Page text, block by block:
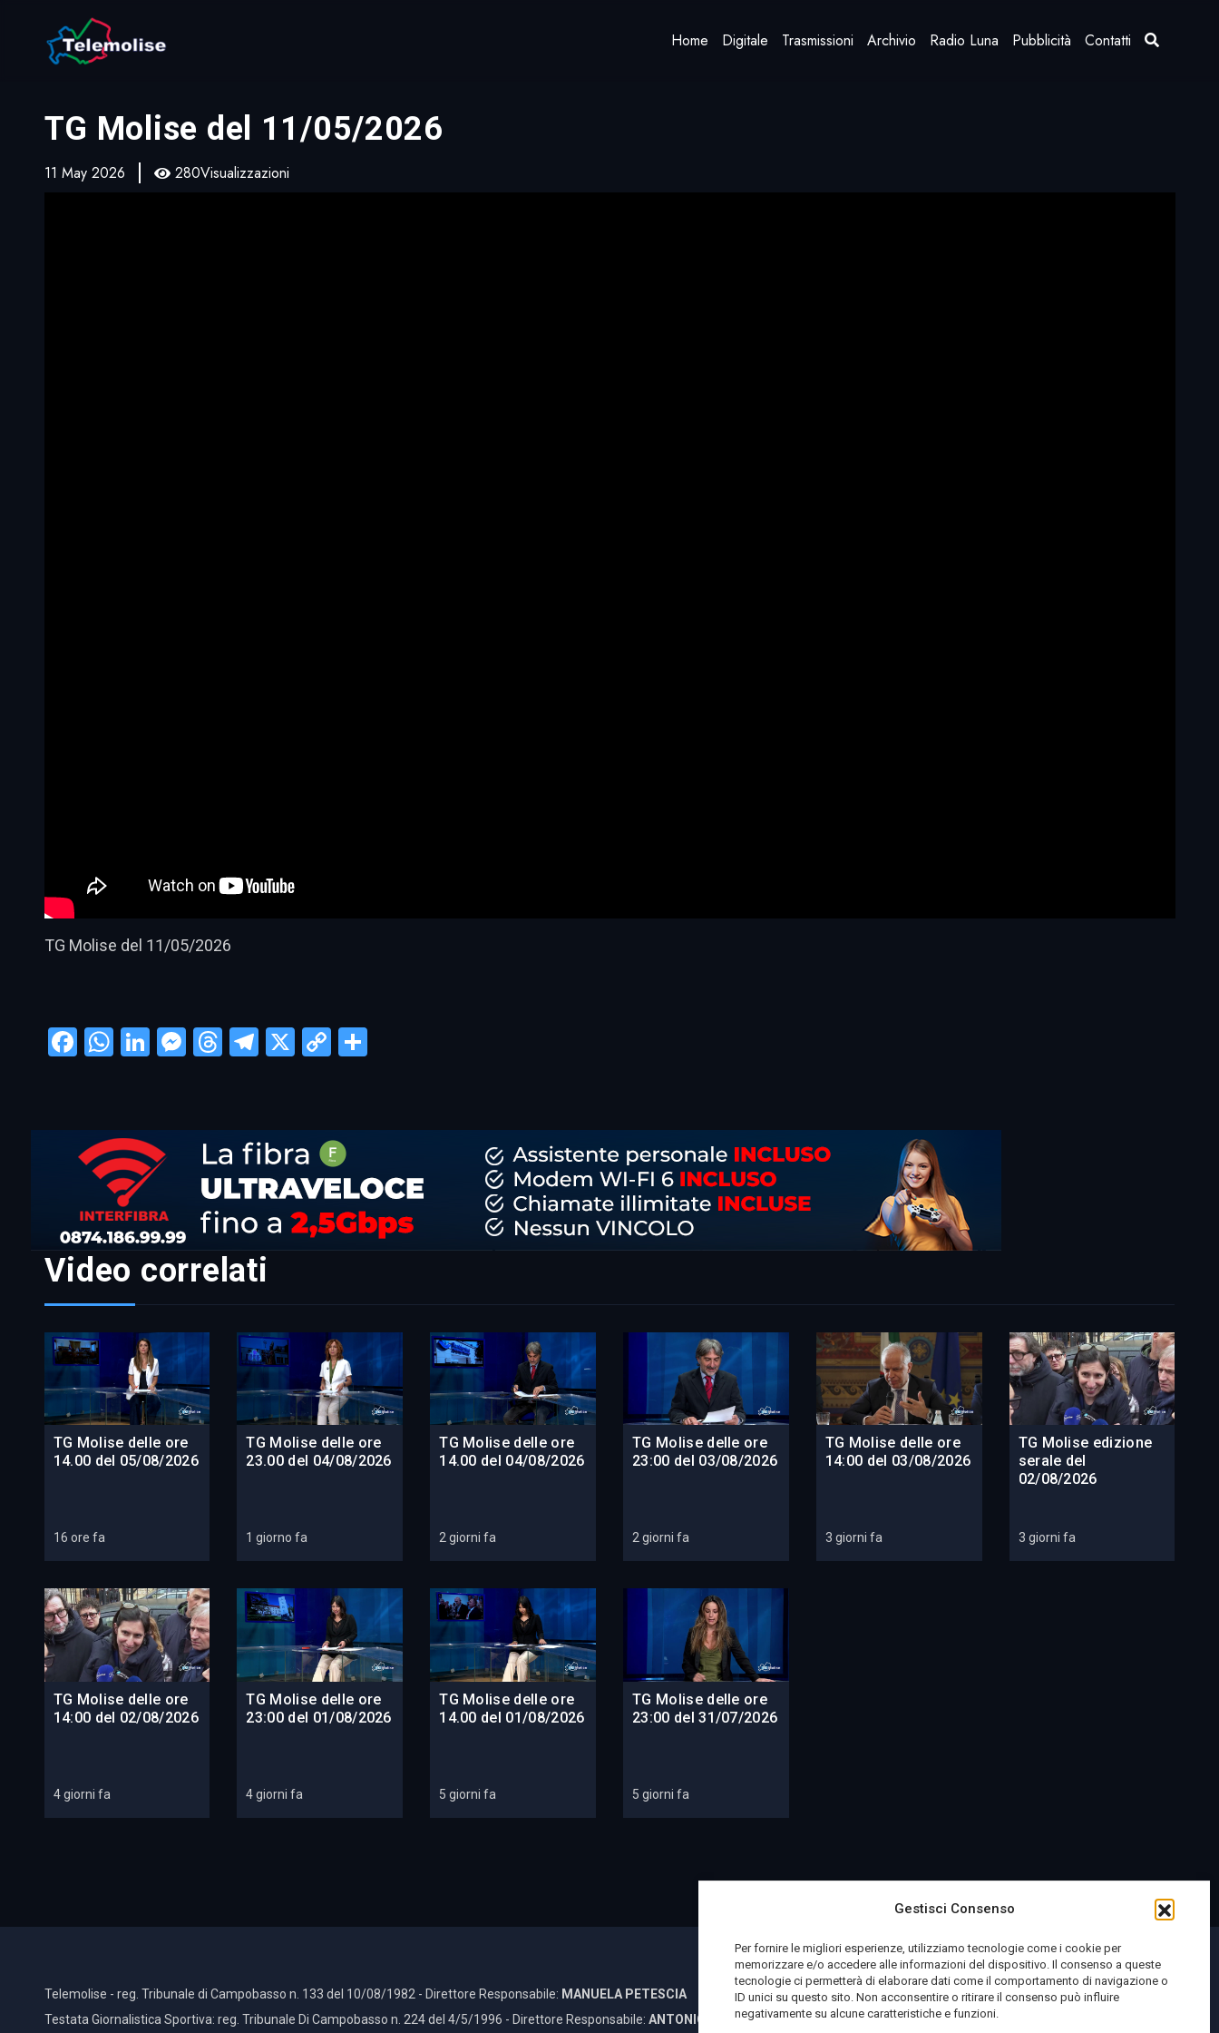
Gestisci Consenso
Per fornire le migliori esperienze, utilizziamo tecnologie come i cookie per
memorizzare e/o accedere alle informazioni del dispositivo. Il consenso a queste
tecnologie ci permetterà di elaborare dati come il comportamento di navigazione o
ID unici su questo sito. Non acconsentire o ritirare il consenso può influire
negativamente su alcune caratteristiche e funzioni.
Home Digitale Trasmissioni Archivio Radio Luna Pubblicità Contatti
TG Molise del 11/05/2026
11 May 2026 280Visualizzazioni
TG Molise del 11/05/2026
Facebook
WhatsApp
LinkedIn
Messenger
Threads
Telegram
X CopyCondividi
Video correlati
TG Molise delle ore
14.00 del 05/08/2026
16 ore fa
TG Molise delle ore
23.00 del 04/08/2026
1 giorno fa
TG Molise delle ore
14.00 del 04/08/2026
2 giorni fa
TG Molise delle ore
23:00 del 03/08/2026
2 giorni fa
TG Molise delle ore
14:00 del 03/08/2026
3 giorni fa
TG Molise edizione
serale del
02/08/2026
3 giorni fa
TG Molise delle ore
14:00 del 02/08/2026
4 giorni fa
TG Molise delle ore
23:00 del 01/08/2026
4 giorni fa
TG Molise delle ore
14.00 del 01/08/2026
5 giorni fa
TG Molise delle ore
23:00 del 31/07/2026
5 giorni fa
Telemolise - reg. Tribunale di Campobasso n. 133 del 10/08/1982 - Direttore Responsabile: MANUELA PETESCIA
Testata Giornalistica Sportiva: reg. Tribunale Di Campobasso n. 224 del 4/5/1996 - Direttore Responsabile: ANTONIO DI LALLO